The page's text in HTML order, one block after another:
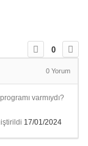
0
0 Yorum
varmıydı?
17/01/2024